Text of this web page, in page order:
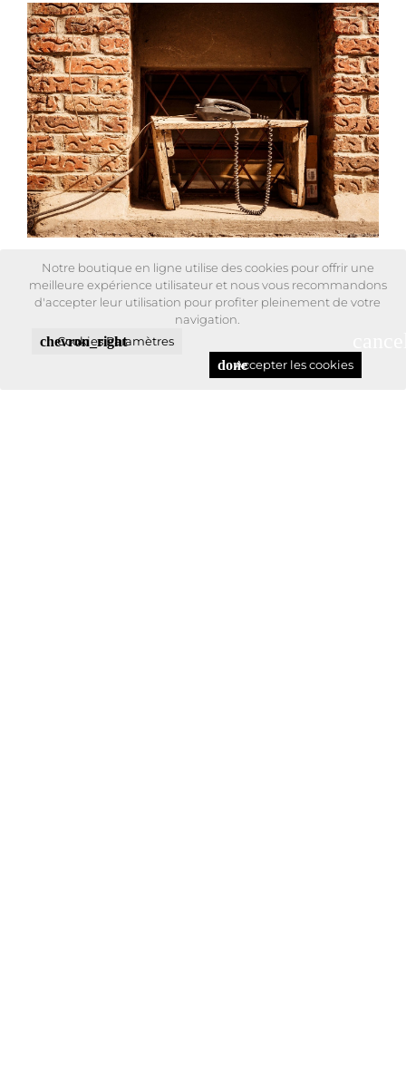
Notre boutique en ligne utilise des cookies pour offrir une
meilleure expérience utilisateur et nous vous recommandons
d'accepter leur utilisation pour profiter pleinement de votre
navigation.
chevron_right
Cookies Paramètres
doneAccepter les cookies